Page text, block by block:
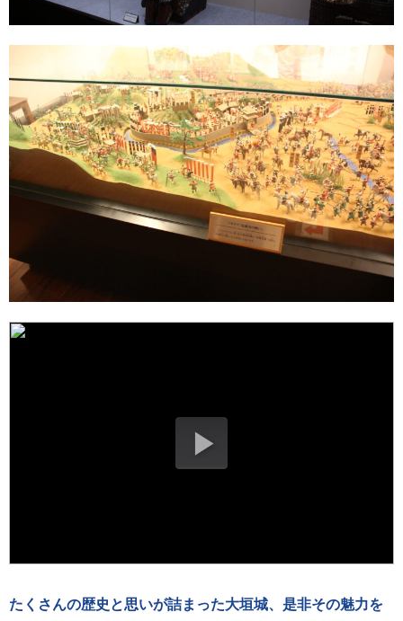
たくさんの歴史と思いが詰まった大垣城、是非その魅力を